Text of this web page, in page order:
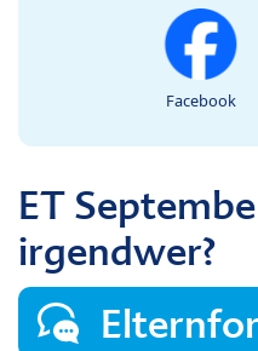
Facebook
ET
irgendwer?